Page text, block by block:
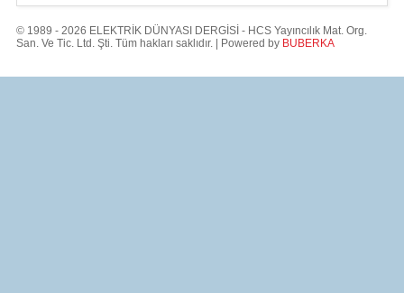
© 1989 - 2026 ELEKTRİK DÜNYASI DERGİSİ - HCS Yayıncılık Mat. Org.
San. Ve Tic. Ltd. Şti. Tüm hakları saklıdır. | Powered by BUBERKA